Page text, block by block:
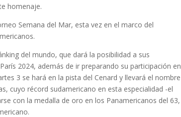
homenaje.
Semana del Mar, esta vez en el marco del
del mundo, que dará la posibilidad a sus
2024, además de ir preparando su participación en
3 se hará en la pista del Cenard y llevará el nombre
cuyo récord sudamericano en esta especialidad -el
con la medalla de oro en los Panamericanos del 63,